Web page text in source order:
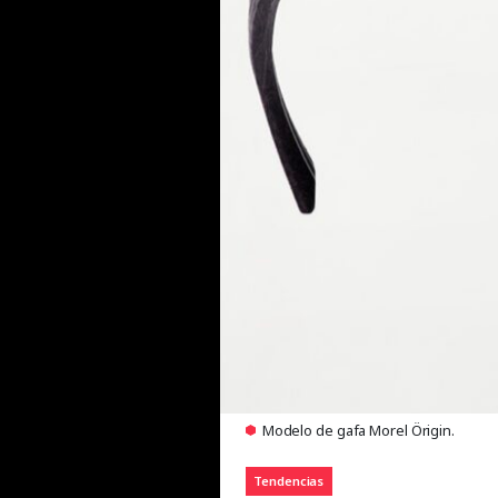
Modelo de gafa Morel Örigin.
Tendencias